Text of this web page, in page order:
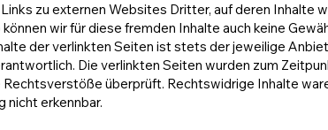
zu externen Websites Dritter, auf deren Inhalte
können wir für diese fremden Inhalte auch keine
der verlinkten Seiten ist stets der jeweilige
Die verlinkten Seiten wurden zum
Rechtsverstöße überprüft. Rechtswidrige Inhalte
nicht erkennbar.